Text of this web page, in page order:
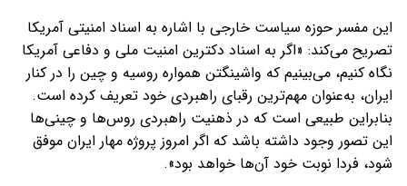
این مفسر حوزه سیاست خارجی با اشاره به اسناد امنیتی آمریکا
تصریح می‌کند: «اگر به اسناد دکترین امنیت ملی و دفاعی آمریکا
نگاه کنیم، می‌بینیم که واشینگتن همواره روسیه و چین را در کنار
ایران، به‌عنوان مهم‌ترین رقبای راهبردی خود تعریف کرده است.
بنابراین طبیعی است که در ذهنیت راهبردی روس‌ها و چینی‌ها
این تصور وجود داشته باشد که اگر امروز پروژه مهار ایران موفق
شود، فردا نوبت خود آن‌ها خواهد بود».